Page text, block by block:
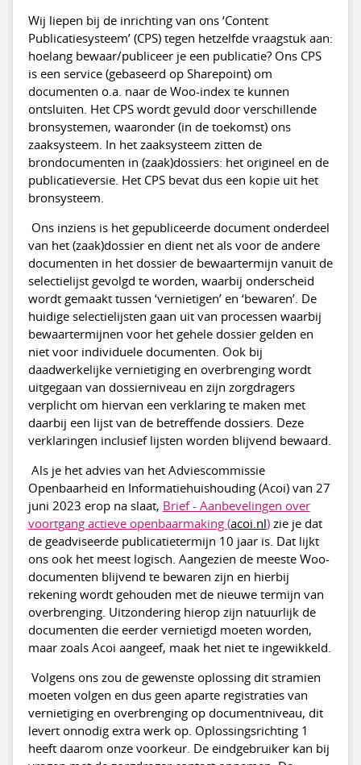
Wij liepen bij de inrichting van ons ‘Content
Publicatiesysteem’ (CPS) tegen hetzelfde vraagstuk aan:
hoelang bewaar/publiceer je een publicatie? Ons CPS
is een service (gebaseerd op Sharepoint) om
documenten o.a. naar de Woo-index te kunnen
ontsluiten. Het CPS wordt gevuld door verschillende
bronsystemen, waaronder (in de toekomst) ons
zaaksysteem. In het zaaksysteem zitten de
brondocumenten in (zaak)dossiers: het origineel en de
publicatieversie. Het CPS bevat dus een kopie uit het
bronsysteem.
Ons inziens is het gepubliceerde document onderdeel
van het (zaak)dossier en dient net als voor de andere
documenten in het dossier de bewaartermijn vanuit de
selectielijst gevolgd te worden, waarbij onderscheid
wordt gemaakt tussen ‘vernietigen’ en ‘bewaren’. De
huidige selectielijsten gaan uit van processen waarbij
bewaartermijnen voor het gehele dossier gelden en
niet voor individuele documenten. Ook bij
daadwerkelijke vernietiging en overbrenging wordt
uitgegaan van dossierniveau en zijn zorgdragers
verplicht om hiervan een verklaring te maken met
daarbij een lijst van de betreffende dossiers. Deze
verklaringen inclusief lijsten worden blijvend bewaard.
Als je het advies van het Adviescommissie
Openbaarheid en Informatiehuishouding (Acoi) van 27
juni 2023 erop na slaat, Brief - Aanbevelingen over
voortgang actieve openbaarmaking (acoi.nl)zie je dat
de geadviseerde publicatietermijn 10 jaar is. Dat lijkt
ons ook het meest logisch. Aangezien de meeste Woo-
documenten blijvend te bewaren zijn en hierbij
rekening wordt gehouden met de nieuwe termijn van
overbrenging. Uitzondering hierop zijn natuurlijk de
documenten die eerder vernietigd moeten worden,
maar zoals Acoi aangeef, maak het niet te ingewikkeld.
Volgens ons zou de gewenste oplossing dit stramien
moeten volgen en dus geen aparte registraties van
vernietiging en overbrenging op documentniveau, dit
levert onnodig extra werk op. Oplossingsrichting 1
heeft daarom onze voorkeur. De eindgebruiker kan bij